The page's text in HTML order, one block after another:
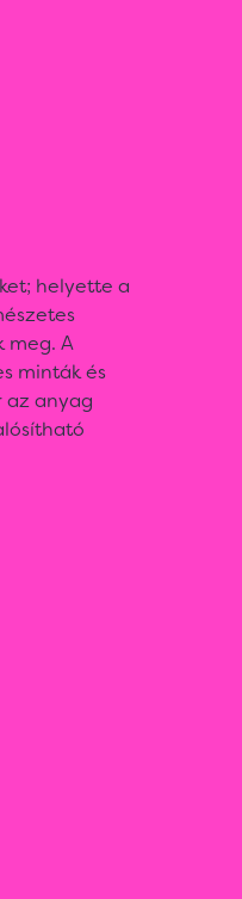
helyette a
meg. A
minták és
az anyag